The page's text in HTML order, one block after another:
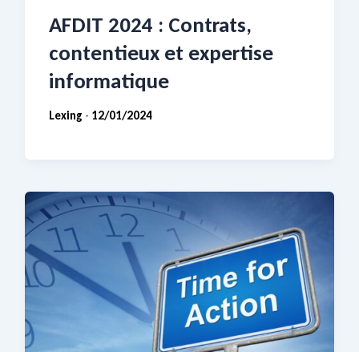
AFDIT 2024 : Contrats,
contentieux et expertise
informatique
Lexing - 12/01/2024